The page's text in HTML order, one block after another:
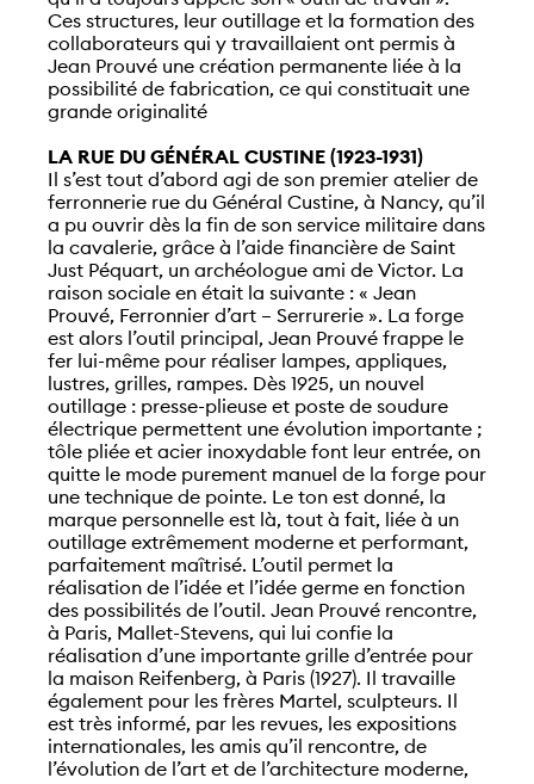
Ces structures, leur outillage et la formation des
collaborateurs qui y travaillaient ont permis à
Jean Prouvé une création permanente liée à la
possibilité de fabrication, ce qui constituait une
grande originalité
LA RUE DU GÉNÉRAL CUSTINE (1923-1931)
Il s’est tout d’abord agi de son premier atelier de
ferronnerie rue du Général Custine, à Nancy, qu’il
a pu ouvrir dès la fin de son service militaire dans
la cavalerie, grâce à l’aide financière de Saint
Just Péquart, un archéologue ami de Victor. La
raison sociale en était la suivante : « Jean
Prouvé, Ferronnier d’art – Serrurerie ». La forge
est alors l’outil principal, Jean Prouvé frappe le
fer lui-même pour réaliser lampes, appliques,
lustres, grilles, rampes. Dès 1925, un nouvel
outillage : presse-plieuse et poste de soudure
électrique permettent une évolution importante ;
tôle pliée et acier inoxydable font leur entrée, on
quitte le mode purement manuel de la forge pour
une technique de pointe. Le ton est donné, la
marque personnelle est là, tout à fait, liée à un
outillage extrêmement moderne et performant,
parfaitement maîtrisé. L’outil permet la
réalisation de l’idée et l’idée germe en fonction
des possibilités de l’outil. Jean Prouvé rencontre,
à Paris, Mallet-Stevens, qui lui confie la
réalisation d’une importante grille d’entrée pour
la maison Reifenberg, à Paris (1927). Il travaille
également pour les frères Martel, sculpteurs. Il
est très informé, par les revues, les expositions
internationales, les amis qu’il rencontre, de
l’évolution de l’art et de l’architecture moderne,